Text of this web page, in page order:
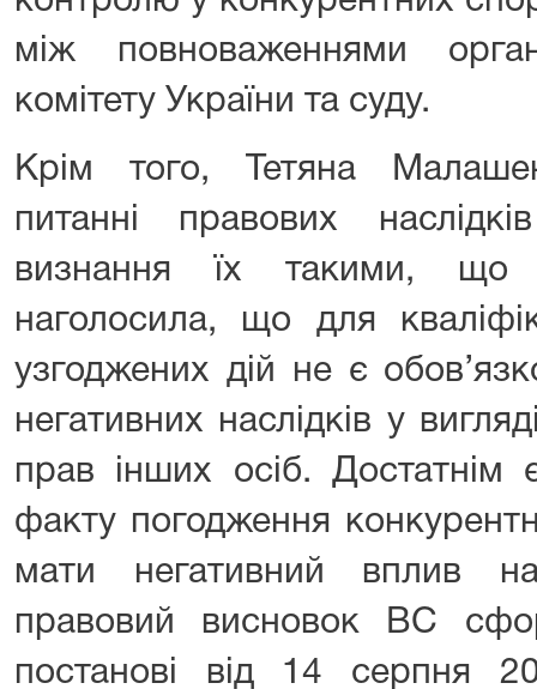
між повноваженнями
комітету України та суду.
Крім того, Тетяна
питанні правових
визнання їх такими, що
наголосила, що для
узгоджених дій не є
негативних наслідків у
прав інших осіб. Достатнім
факту погодження
мати негативний вплив
правовий висновок ВС
постанові від 14 серпня